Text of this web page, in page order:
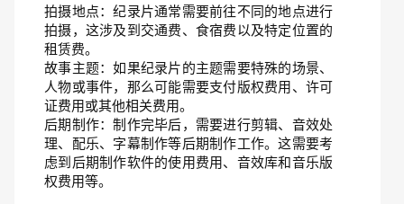
拍摄地点：纪录片通常需要前往不同的地点进行
拍摄，这涉及到交通费、食宿费以及特定位置的
租赁费。
故事主题：如果纪录片的主题需要特殊的场景、
人物或事件，那么可能需要支付版权费用、许可
证费用或其他相关费用。
后期制作：制作完毕后，需要进行剪辑、音效处
理、配乐、字幕制作等后期制作工作。这需要考
虑到后期制作软件的使用费用、音效库和音乐版
权费用等。